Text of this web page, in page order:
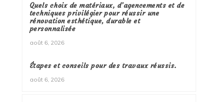
Quels choix de matériaux, d’agencements et de
techniques privilégier pour réussir une
rénovation esthétique, durable et
personnalisée
août 6, 2026
Étapes et conseils pour des travaux réussis.
août 6, 2026